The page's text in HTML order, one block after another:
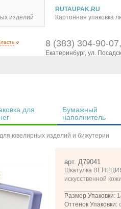
изделий
RUTAUPAK.RU
Картонная упаковка
8 (383) 304-90-
Екатеринбург, ул.
для
Бумажный
наполнитель
ювелирных изделий и бижутерии
арт. Д79041
Шкатулка
искусственной
Размер Упаковки:
Оттенок Упаковки: